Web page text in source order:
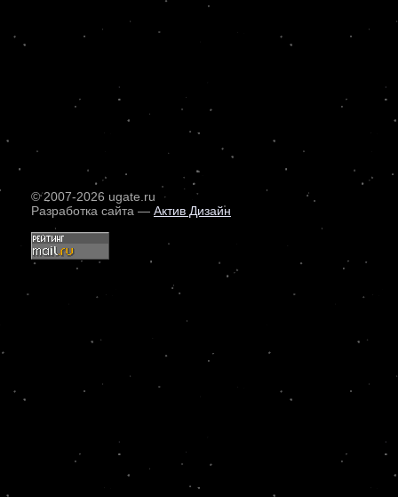
© 2007-2026 ugate.ru
Разработка сайта — Актив Дизайн